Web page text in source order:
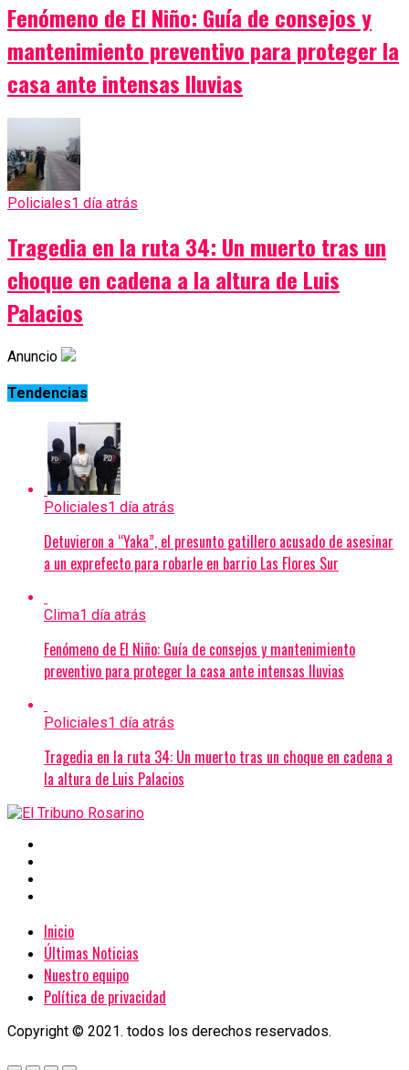
Fenómeno de El Niño: Guía de consejos y
mantenimiento preventivo para proteger la
casa ante intensas lluvias
Policiales1 día atrás
Tragedia en la ruta 34: Un muerto tras un
choque en cadena a la altura de Luis
Palacios
Anuncio
Tendencias
Policiales1 día atrás
Detuvieron a “Yaka”, el presunto gatillero acusado de asesinar
a un exprefecto para robarle en barrio Las Flores Sur
Clima1 día atrás
Fenómeno de El Niño: Guía de consejos y mantenimiento
preventivo para proteger la casa ante intensas lluvias
Policiales1 día atrás
Tragedia en la ruta 34: Un muerto tras un choque en cadena a
la altura de Luis Palacios
Inicio
Últimas Noticias
Nuestro equipo
Política de privacidad
Copyright © 2021. todos los derechos reservados.